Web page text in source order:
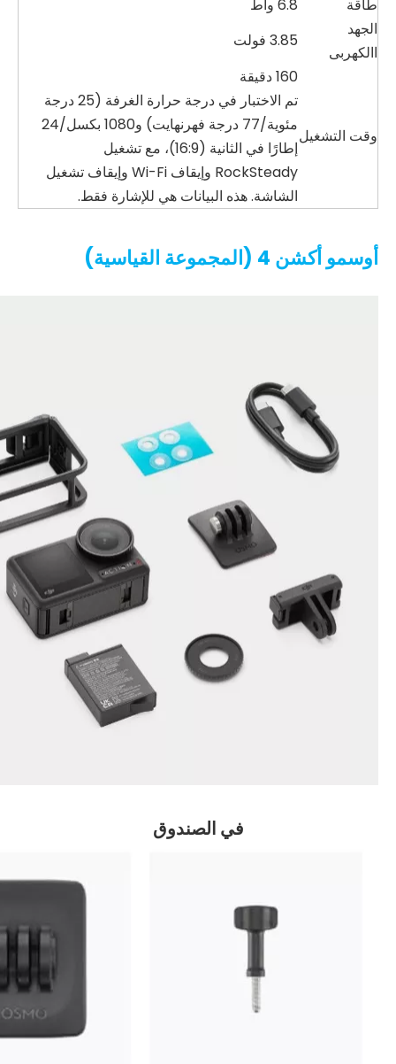
طاقة
6.8 واط
الجهد
االكهربى
3.85 فولت
وقت التشغيل
160 دقيقة
تم الاختبار في درجة حرارة الغرفة (25 درجة
مئوية/77 درجة فهرنهايت) و1080 بكسل/24
إطارًا في الثانية (16:9)، مع تشغيل
RockSteady وإيقاف Wi-Fi وإيقاف تشغيل
الشاشة. هذه البيانات هي للإشارة فقط.
أوسمو أكشن 4 (المجموعة القياسية)
في الصندوق